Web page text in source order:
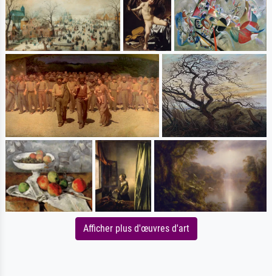
Afficher plus d'œuvres d'art